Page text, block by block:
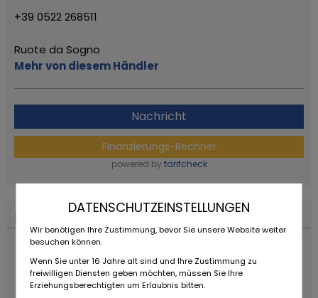
+39 0522 268511
Ruote da Sogno
Mehr von diesem Händler
Nachricht
Finanzierungs-Rechner
powered by tarifcheck
Finanzierungs-Rechner
DATENSCHUTZEINSTELLUNGEN
Wir benötigen Ihre Zustimmung, bevor Sie unsere Website weiter
besuchen können.
Wenn Sie unter 16 Jahre alt sind und Ihre Zustimmung zu
freiwilligen Diensten geben möchten, müssen Sie Ihre
Erziehungsberechtigten um Erlaubnis bitten.